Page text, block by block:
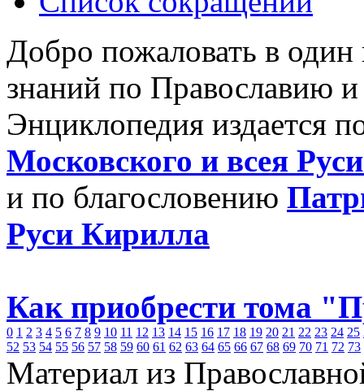
Добро пожаловать в
знаний по Православию
Энциклопедия издается
Московского и всея
и по благословению
Руси Кирилла
Как приобрести тома
0 1 2 3 4 5 6 7 8 9 10 11 12 13 14 15 16 17 18 19 20 21 22 23 24 25
52 53 54 55 56 57 58 59 60 61 62 63 64 65 66 67 68 69 70 71 72 73
Материал из